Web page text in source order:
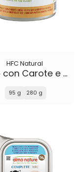
HFC Natural
Pollo con Carote e Riso
95 g 280 g